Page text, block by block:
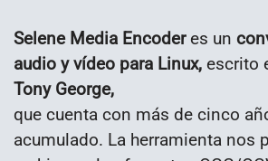
Selene Media Encoderes un
audio y vídeo para Linux, escrito
Tony George,
que cuenta con más de cinco
acumulado. La herramienta nos